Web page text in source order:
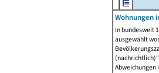
Wohnungen
In bundesweit
ausgewählt
Abweichungen